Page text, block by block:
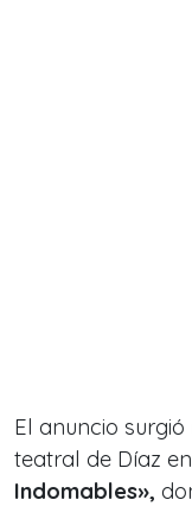
El anuncio
teatral de Díaz
Indomables»,